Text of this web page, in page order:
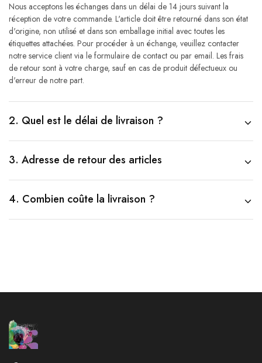
Nous acceptons les échanges dans un délai de 14 jours suivant la
réception de votre commande. L'article doit être retourné dans son état
d'origine, non utilisé et dans son emballage initial avec toutes les
étiquettes attachées. Pour procéder à un échange, veuillez contacter
notre service client via le formulaire de contact ou par email. Les frais
de retour sont à votre charge, sauf en cas de produit défectueux ou
d'erreur de notre part.
2. Quel est le délai de livraison ?
3. Adresse de retour des articles
4. Combien coûte la livraison ?